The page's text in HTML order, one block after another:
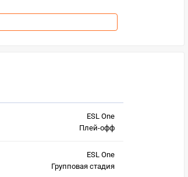
ESL One
Плей-офф
ESL One
Групповая стадия